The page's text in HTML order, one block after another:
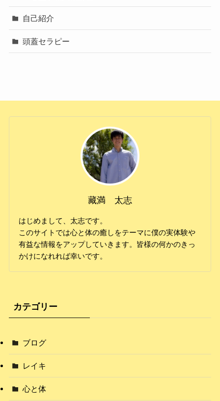
自己紹介
頭蓋セラピー
藏満 太志
はじめまして、太志です。
このサイトでは心と体の癒しをテーマに僕の実体験や
有益な情報をアップしていきます。皆様の何かのきっ
かけになれれば幸いです。
カテゴリー
ブログ
レイキ
心と体